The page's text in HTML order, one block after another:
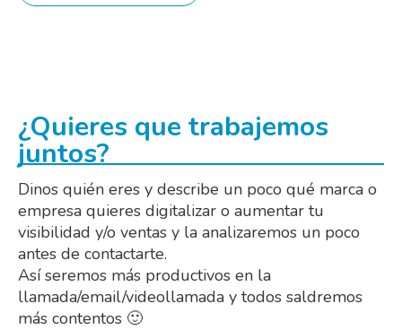
¿Quieres que trabajemos
juntos?
Dinos quién eres y describe un poco qué marca o
empresa quieres digitalizar o aumentar tu
visibilidad y/o ventas y la analizaremos un poco
antes de contactarte.
Así seremos más productivos en la
llamada/email/videollamada y todos saldremos
más contentos 🙂